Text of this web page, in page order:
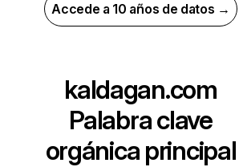
Accede a 10 años de datos →
kaldagan.com
Palabra clave
orgánica principal